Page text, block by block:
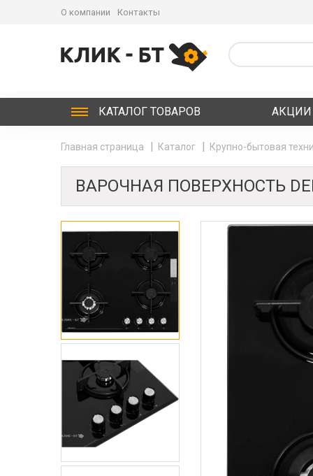
О компании Контакты
КАТАЛОГ ТОВАРОВ АКЦИИ
Главная страница Каталог Крупно-бытовая
ВАРОЧНАЯ ПОВЕРХНОСТЬ